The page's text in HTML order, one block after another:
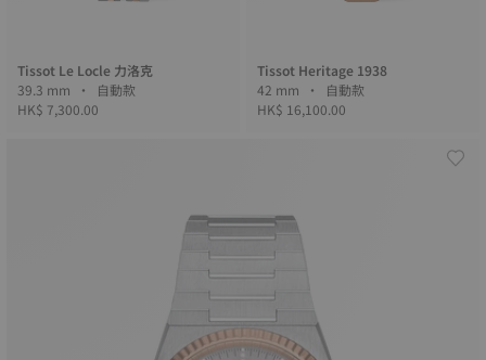
Tissot Le Locle 力洛克
39.3 mm • 自動款
HK$ 7,300.00
Tissot Heritage 1938
42 mm • 自動款
HK$ 16,100.00